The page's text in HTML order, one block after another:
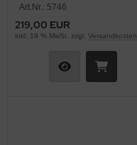
Art.Nr.: 5746
219,00 EUR
inkl. 19 % MwSt. zzgl. Versandkosten